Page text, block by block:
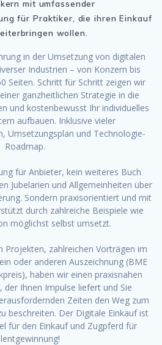
mit umfassender
für Praktiker, die ihren Einkauf
wollen.
in der Umsetzung von digitalen
Industrien – von Konzern bis
Seiten. Schritt für Schritt zeigen wir
ganzheitlichen Strategie in die
und kostenbewusst Ihr individuelles
aufbauen. Inklusive vieler
Umsetzungsplan und Technologie-
Roadmap.
für Anbieter, kein weiteres Buch
Jubelarien und Allgemeinheiten über
Sondern praxisorientiert und mit
durch zahlreiche Beispiele wie
möglichst selbst umsetzt.
Projekten, zahlreichen Vorträgen im
oder anderen Auszeichnung (BME
haben wir einen praxisnahen
der Ihnen Impulse liefert und Sie
Zeiten den Weg zum
beschreiten. Der Digitale Einkauf ist
für den Einkauf und Zugpferd für